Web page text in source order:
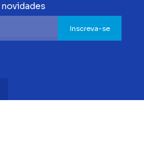
novidades
Inscreva-se